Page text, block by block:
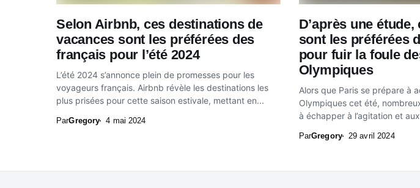
Selon Airbnb, ces destinations de
vacances sont les préférées des
français pour l’été 2024
L’été 2024 s’annonce plein de promesses pour les
voyageurs français. Airbnb révèle les destinations les
plus prisées pour cette saison estivale, mettant en...
ParGregory 4 mai 2024
D’après une
sont les préférées
pour fuir la foule
Olympiques
Alors que Paris se prépare à
Olympiques cet été,
à échapper à l’agitation et
ParGregory 29 avril 2024